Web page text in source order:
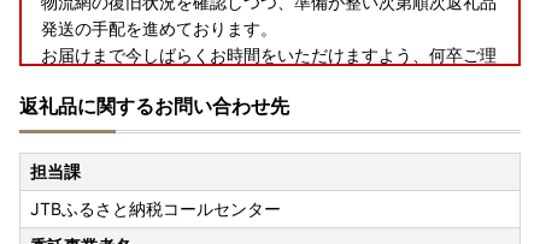
発送の手配を進めております。
お届けまで今しばらくお時間をいただけますよう、何卒ご理
返礼品に関するお問い合わせ先
担当課
JTBふるさと納税コールセンター